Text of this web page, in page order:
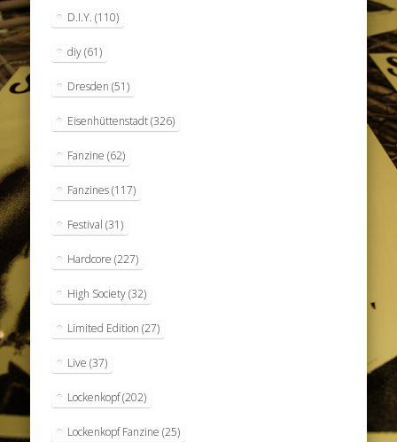
D.I.Y. (110)
diy(61)
Dresden (51)
Eisenhüttenstadt(326)
Fanzine (62)
Fanzines(117)
Festival (31)
Hardcore (227)
High Society(32)
Limited Edition (27)
Live (37)
Lockenkopf(202)
Lockenkopf Fanzine (25)